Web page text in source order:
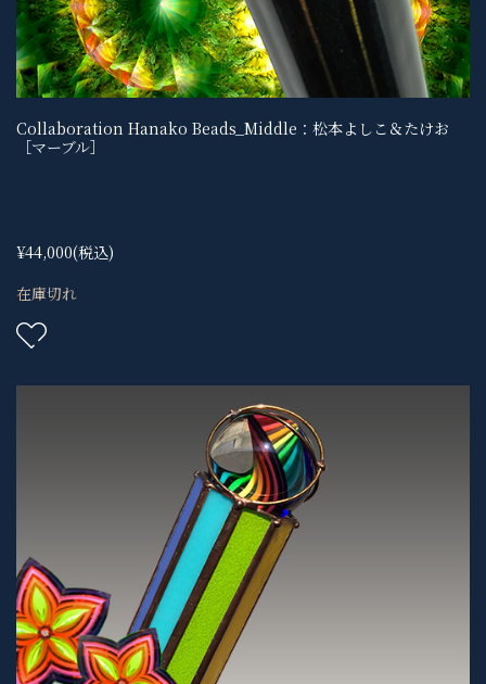
Collaboration Hanako Beads_Middle：松本よしこ＆たけお
［マーブル］
¥44,000(税込)
在庫切れ